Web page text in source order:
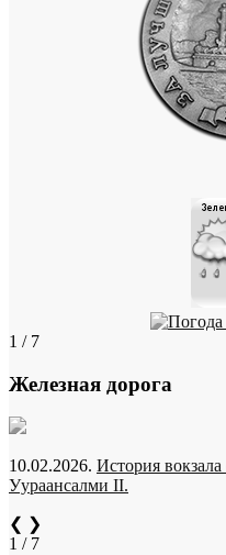
1 / 7
Железная дорога
10.02.2026. История
Уураансалми II.
❮ ❯
1 / 7